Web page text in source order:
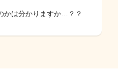
かは分かりますか…？？